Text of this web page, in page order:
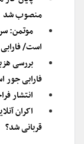
منصوب شد
موتمن:
است/
فارابی جور
انتشار
اکران
قربانی شد؟